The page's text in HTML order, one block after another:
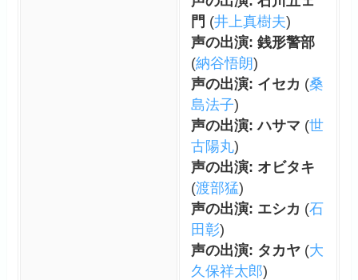
門 (井上真樹夫)
声の出演: 銭形警部
(納谷悟朗)
声の出演: イセカ (桑
島法子)
声の出演: ハサマ (世
古陽丸)
声の出演: オビタキ
(渡部猛)
声の出演: エシカ (石
田彰)
声の出演: タカヤ(大
久保祥太郎)